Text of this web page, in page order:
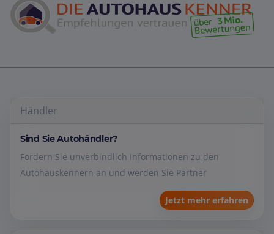
Händler
Sind Sie Autohändler?
Fordern Sie unverbindlich Informationen zu den
Autohauskennern an und werden Sie Partner
Jetzt mehr erfahren